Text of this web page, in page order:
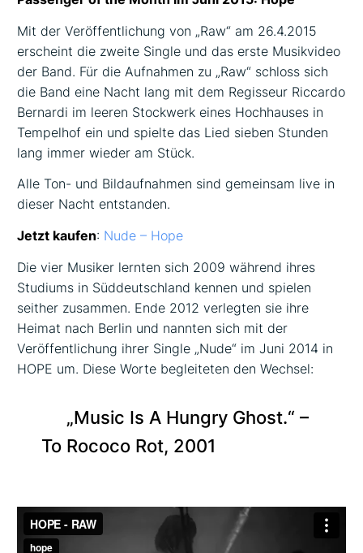
Mit der Veröffentlichung von „Raw“ am 26.4.2015
erscheint die zweite Single und das erste Musikvideo
der Band. Für die Aufnahmen zu „Raw“ schloss sich
die Band eine Nacht lang mit dem Regisseur Riccardo
Bernardi im leeren Stockwerk eines Hochhauses in
Tempelhof ein und spielte das Lied sieben Stunden
lang immer wieder am Stück.
Alle Ton- und Bildaufnahmen sind gemeinsam live in
dieser Nacht entstanden.
Jetzt kaufen: Nude – Hope
Die vier Musiker lernten sich 2009 während ihres
Studiums in Süddeutschland kennen und spielen
seither zusammen. Ende 2012 verlegten sie ihre
Heimat nach Berlin und nannten sich mit der
Veröffentlichung ihrer Single „Nude“ im Juni 2014 in
HOPE um. Diese Worte begleiteten den Wechsel:
„Music Is A Hungry Ghost.“ –
To Rococo Rot, 2001